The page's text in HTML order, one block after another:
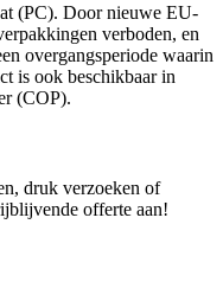
(PC). Door nieuwe EU-
verboden, en
overgangsperiode waarin
is ook beschikbaar in
(COP).
druk verzoeken of
offerte aan!